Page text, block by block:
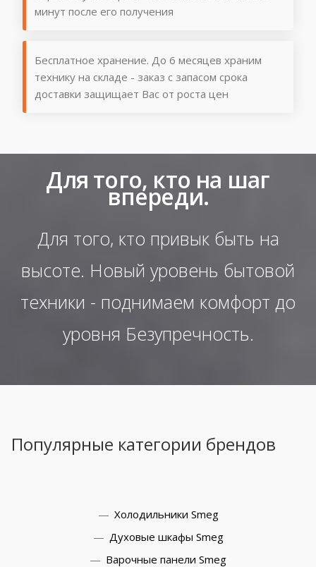
минут после его получения
Бесплатное хранение. До 6 месяцев храним
технику на складе - заказ с запасом срока
доставки защищает Вас от роста цен
Для того, кто на шаг
впереди.
Для того, кто привык быть на
высоте. Новый уровень бытовой
техники - поднимаем комфорт до
уровня Безупречность.
Популярные категории брендов
Холодильники Smeg
Духовые шкафы Smeg
Варочные панели Smeg